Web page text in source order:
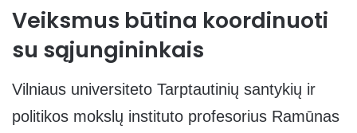
Veiksmus būtina koordinuoti
su sąjungininkais
Vilniaus universiteto Tarptautinių santykių ir
politikos mokslų instituto profesorius Ramūnas